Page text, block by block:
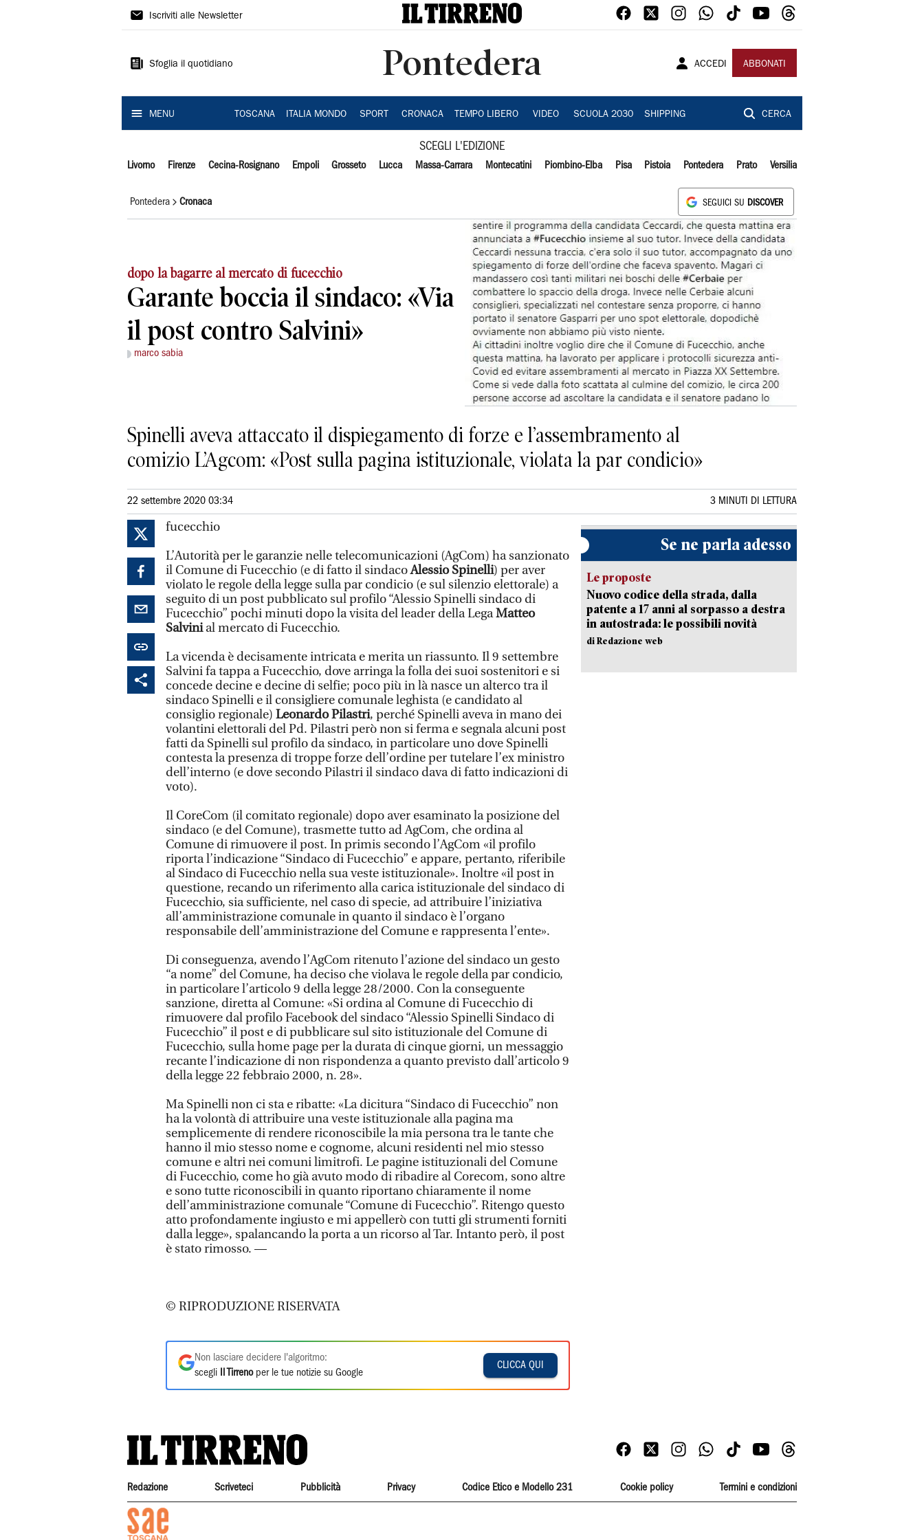
Il
Iscriviti alle Newsletter
Sfoglia il quotidiano Pontedera ACCEDI ABBONATI
MENU TOSCANA ITALIA MONDO SPORT CRONACA TEMPO LIBERO VIDEO SCUOLA 2030 SHIPPING CERCA
SCEGLI L'EDIZIONE
Livorno Firenze Cecina-Rosignano Empoli Grosseto Lucca Massa-Carrara Montecatini Piombino-Elba Pisa Pistoia Pontedera Prato Versilia
Pontedera Cronaca SEGUICI SU DISCOVER
dopo la bagarre al mercato di fucecchio
Garante boccia il sindaco: «Via
il post contro Salvini»
marco sabia
Spinelli aveva attaccato il dispiegamento di forze e l’assembramento al
comizio L’Agcom: «Post sulla pagina istituzionale, violata la par condicio»
22 settembre 2020 03:34 3 MINUTI DI LETTURA
fucecchio
L’Autorità per le garanzie nelle telecomunicazioni (AgCom) ha sanzionato
il Comune di Fucecchio (e di fatto il sindacoAlessio Spinelli) per aver
violato le regole della legge sulla par condicio (e sul silenzio elettorale) a
seguito di un post pubblicato sul profilo “Alessio Spinelli sindaco di
Fucecchio” pochi minuti dopo la visita del leader della LegaMatteo
Salvinial mercato di Fucecchio.
La vicenda è decisamente intricata e merita un riassunto. Il 9 settembre
Salvini fa tappa a Fucecchio, dove arringa la folla dei suoi sostenitori e si
concede decine e decine di selfie; poco più in là nasce un alterco tra il
sindaco Spinelli e il consigliere comunale leghista (e candidato al
consiglio regionale) Leonardo Pilastri, perché Spinelli aveva in mano dei
volantini elettorali del Pd. Pilastri però non si ferma e segnala alcuni post
fatti da Spinelli sul profilo da sindaco, in particolare uno dove Spinelli
contesta la presenza di troppe forze dell’ordine per tutelare l’ex ministro
dell’interno (e dove secondo Pilastri il sindaco dava di fatto indicazioni di
voto).
Il CoreCom (il comitato regionale) dopo aver esaminato la posizione del
sindaco (e del Comune), trasmette tutto ad AgCom, che ordina al
Comune di rimuovere il post. In primis secondo l’AgCom «il profilo
riporta l’indicazione “Sindaco di Fucecchio” e appare, pertanto, riferibile
al Sindaco di Fucecchio nella sua veste istituzionale». Inoltre «il post in
questione, recando un riferimento alla carica istituzionale del sindaco di
Fucecchio, sia sufficiente, nel caso di specie, ad attribuire l’iniziativa
all’amministrazione comunale in quanto il sindaco è l’organo
responsabile dell’amministrazione del Comune e rappresenta l’ente».
Di conseguenza, avendo l’AgCom ritenuto l’azione del sindaco un gesto
“a nome” del Comune, ha deciso che violava le regole della par condicio,
in particolare l’articolo 9 della legge 28/2000. Con la conseguente
sanzione, diretta al Comune: «Si ordina al Comune di Fucecchio di
rimuovere dal profilo Facebook del sindaco “Alessio Spinelli Sindaco di
Fucecchio” il post e di pubblicare sul sito istituzionale del Comune di
Fucecchio, sulla home page per la durata di cinque giorni, un messaggio
recante l’indicazione di non rispondenza a quanto previsto dall’articolo 9
della legge 22 febbraio 2000, n. 28».
Ma Spinelli non ci sta e ribatte: «La dicitura “Sindaco di Fucecchio” non
ha la volontà di attribuire una veste istituzionale alla pagina ma
semplicemente di rendere riconoscibile la mia persona tra le tante che
hanno il mio stesso nome e cognome, alcuni residenti nel mio stesso
comune e altri nei comuni limitrofi. Le pagine istituzionali del Comune
di Fucecchio, come ho già avuto modo di ribadire al Corecom, sono altre
e sono tutte riconoscibili in quanto riportano chiaramente il nome
dell’amministrazione comunale “Comune di Fucecchio”. Ritengo questo
atto profondamente ingiusto e mi appellerò con tutti gli strumenti forniti
dalla legge», spalancando la porta a un ricorso al Tar. Intanto però, il post
è stato rimosso. —
© RIPRODUZIONE RISERVATA
Non lasciare decidere l'algoritmo:
scegli
Il Tirrenoper le tue notizie su Google
CLICCA QUI
Se ne parla adesso
Le proposte
Nuovo codice della strada, dalla
patente a 17 anni al sorpasso a destra
in autostrada: le possibili novità
di Redazione web
Redazione Scriveteci Pubblicità Privacy Codice Etico e Modello 231 Cookie policy Termini e condizioni